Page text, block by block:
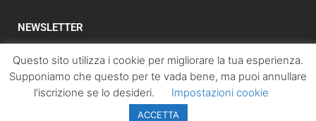
NEWSLETTER
Iscriviti subito alla newsletter per ricevere
un'aggiornamento sulle notizie più lette. Inserisci il tuo
indirizzo email e, cliccando su “Iscriviti”, accetterai la
automaticamente la nostra Privacy Policy.
Questo sito utilizza i cookie per migliorare la tua esperienza.
Supponiamo che questo per te vada bene, ma puoi annullare
l'iscrizione se lo desideri.
Impostazioni cookie
ACCETTA